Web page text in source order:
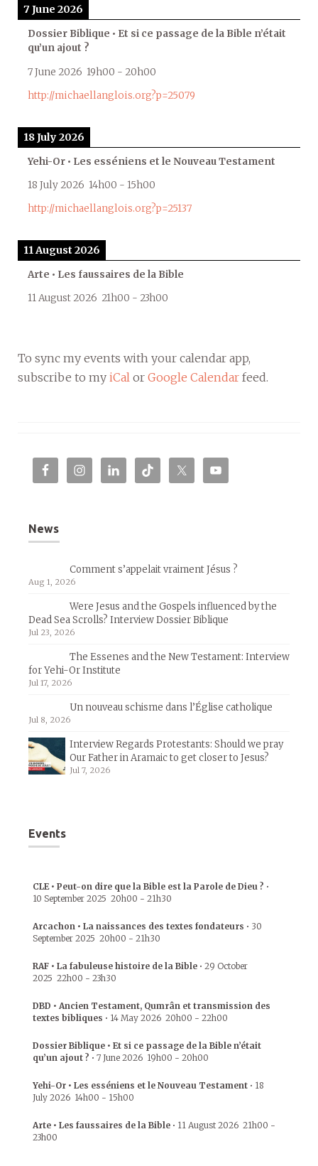
7 June 2026
Dossier Biblique • Et si ce passage de la Bible n’était
qu’un ajout ?
7 June 2026 19h00 - 20h00
http://michaellanglois.org?p=25079
18 July 2026
Yehi-Or • Les esséniens et le Nouveau Testament
18 July 2026 14h00 - 15h00
http://michaellanglois.org?p=25137
11 August 2026
Arte • Les faussaires de la Bible
11 August 2026 21h00 - 23h00
To sync my events with your calendar app,
subscribe to my iCal or Google Calendar feed.
News
Comment s’appelait vraiment Jésus ?
Aug 1, 2026
Were Jesus and the Gospels influenced by the
Dead Sea Scrolls? Interview Dossier Biblique
Jul 23, 2026
The Essenes and the New Testament: Interview
for Yehi-Or Institute
Jul 17, 2026
Un nouveau schisme dans l’Église catholique
Jul 8, 2026
Interview Regards Protestants: Should we pray
Our Father in Aramaic to get closer to Jesus?
Jul 7, 2026
Events
CLE • Peut-on dire que la Bible est la Parole de Dieu ? •
10 September 2025 20h00 - 21h30
Arcachon • La naissances des textes fondateurs • 30
September 2025 20h00 - 21h30
RAF • La fabuleuse histoire de la Bible • 29 October
2025 22h00 - 23h30
DBD • Ancien Testament, Qumrân et transmission des
textes bibliques • 14 May 2026 20h00 - 22h00
Dossier Biblique • Et si ce passage de la Bible n’était
qu’un ajout ? • 7 June 2026 19h00 - 20h00
Yehi-Or • Les esséniens et le Nouveau Testament • 18
July 2026 14h00 - 15h00
Arte • Les faussaires de la Bible • 11 August 2026 21h00 -
23h00